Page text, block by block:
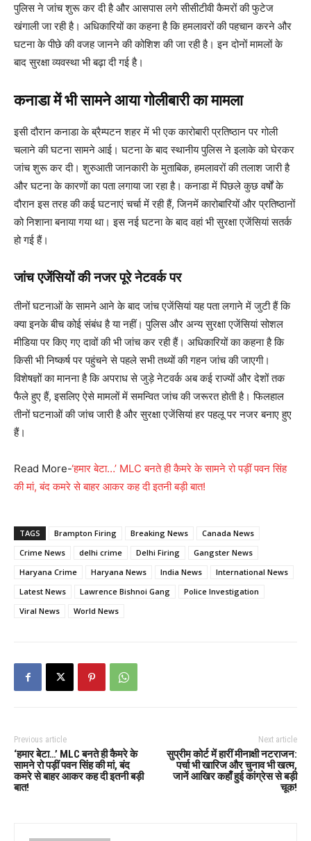
पुलिस ने जांच शुरू कर दी है और आसपास लगे सीसीटीवी कैमरों की फुटेज
खंगाली जा रही है। अधिकारियों का कहना है कि हमलावरों की पहचान करने और
घटना के पीछे की वजह जानने की कोशिश की जा रही है। इन दोनों मामलों के
बाद सुरक्षा व्यवस्था भी बढ़ा दी गई है।
कनाडा में भी सामने आया गोलीबारी का मामला
इसी दौरान कनाडा के ब्रैम्पटन शहर में भी एक कारोबारी प्रतिष्ठान पर गोली
चलाने की घटना सामने आई। घटना के बाद स्थानीय पुलिस ने इलाके को घेरकर
जांच शुरू कर दी। शुरुआती जानकारी के मुताबिक, हमलावरों की तलाश जारी है
और घटना के कारणों का पता लगाया जा रहा है। कनाडा में पिछले कुछ वर्षों के
दौरान इस तरह की कई घटनाएं चर्चा में रही हैं, जिनमें कारोबारियों और प्रतिष्ठानों
को निशाना बनाया गया था। इस नई घटना के बाद वहां भी सुरक्षा एजेंसियां सतर्क
हो गई हैं।
जांच एजेंसियों की नजर पूरे नेटवर्क पर
तीनों घटनाओं के सामने आने के बाद जांच एजेंसियां यह पता लगाने में जुटी हैं कि
क्या इनके बीच कोई संबंध है या नहीं। पुलिस और अन्य सुरक्षा एजेंसियां सोशल
मीडिया पर किए गए दावों की भी जांच कर रही हैं। अधिकारियों का कहना है कि
किसी भी निष्कर्ष पर पहुंचने से पहले सभी तथ्यों की गहन जांच की जाएगी।
विशेषज्ञों का मानना है कि अपराध से जुड़े नेटवर्क अब कई राज्यों और देशों तक
फैले हुए हैं, इसलिए ऐसे मामलों में समन्वित जांच की जरूरत होती है। फिलहाल
तीनों घटनाओं की जांच जारी है और सुरक्षा एजेंसियां हर पहलू पर नजर बनाए हुए
हैं।
Read More-‘हमार बेटा…’ MLC बनते ही कैमरे के सामने रो पड़ीं पवन सिंह
की मां, बंद कमरे से बाहर आकर कह दी इतनी बड़ी बात!
TAGS Brampton Firing Breaking News
Canada News
Crime News
delhi crime Delhi Firing
Gangster News
Haryana Crime
Haryana News India News
International News
Latest News
Lawrence Bishnoi Gang
Police Investigation
Viral News
World News
Previous article
‘हमार बेटा…’ MLC बनते ही कैमरे के
सामने रो पड़ीं पवन सिंह की मां, बंद
कमरे से बाहर आकर कह दी इतनी बड़ी
बात!
Next article
सुप्रीम कोर्ट में हारीं मीनाक्षी नटराजन:
पर्चा भी खारिज और चुनाव भी खत्म,
जानें आखिर कहाँ हुई कांग्रेस से बड़ी
चूक!